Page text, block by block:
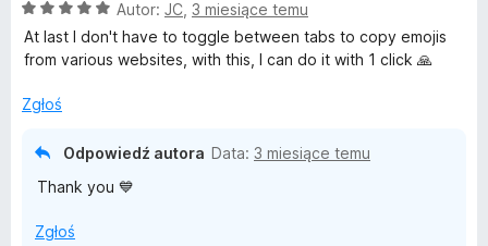
O
c
e
a
Autor: JC 3 miesiące temu
At last I don't have to toggle between tabs to copy emojis
from various websites, with this, I can do it with 1 click 🙏
Zgłoś
Odpowiedź autora Data: 3 miesiące temu
Thank you 💙
Zgłoś